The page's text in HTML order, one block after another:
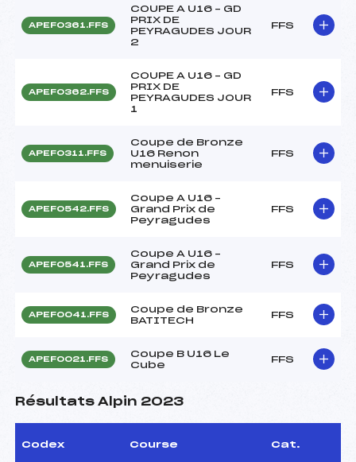
APEF0361.FFS
COUPE A U16 – GD
PRIX DE
PEYRAGUDES JOUR
2
FFS
APEF0362.FFS
COUPE A U16 – GD
PRIX DE
PEYRAGUDES JOUR
1
FFS
APEF0311.FFS
Coupe de Bronze
U16 Renon
menuiserie
FFS
APEF0542.FFS
Coupe A U16 –
Grand Prix de
Peyragudes
FFS
APEF0541.FFS
Coupe A U16 –
Grand Prix de
Peyragudes
FFS
APEF0041.FFS
Coupe de Bronze
BATITECH
FFS
APEF0021.FFS
Coupe B U16 Le
Cube
FFS
Résultats Alpin 2023
Codex Course Cat.